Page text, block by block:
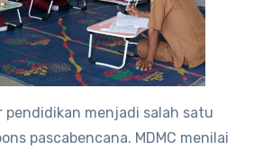
pendidikan menjadi salah satu
pascabencana. MDMC menilai